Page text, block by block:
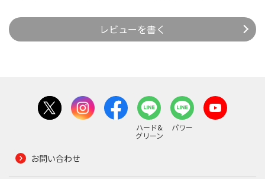
レビューを書く
ハード&
グリーン
パワー
お問い合わせ